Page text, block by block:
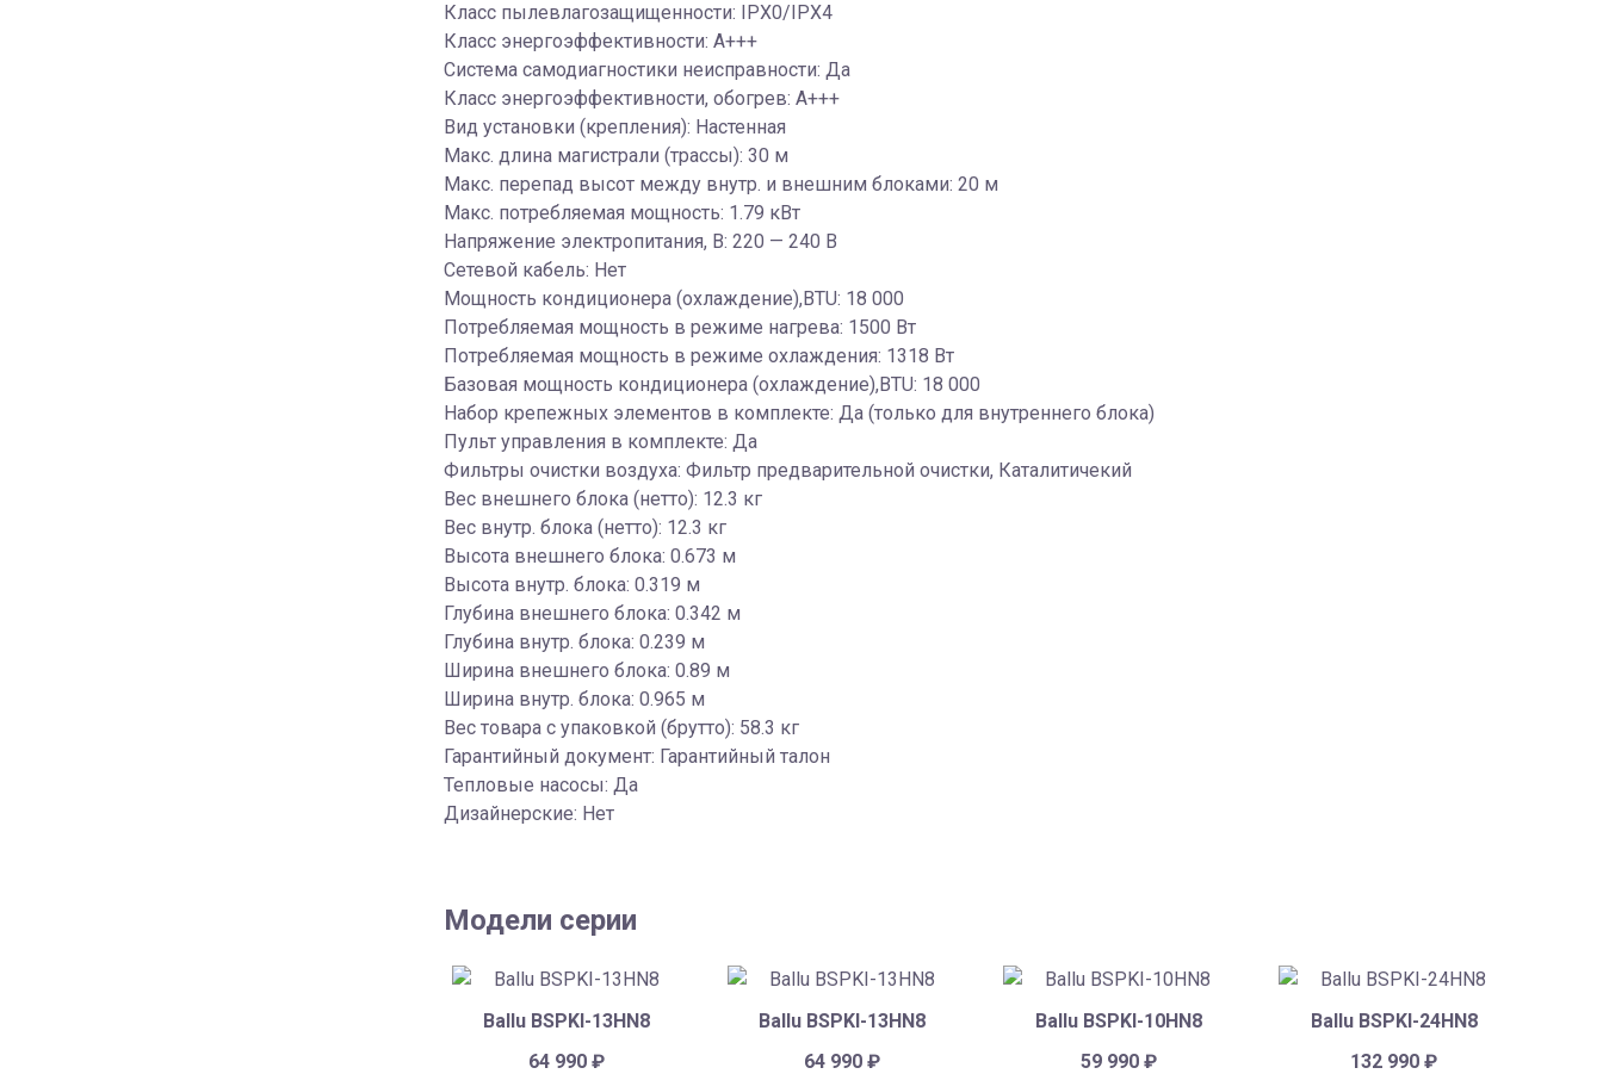
Класс пылевлагозащищенности: IPX0/IPX4
Класс энергоэффективности: A+++
Система самодиагностики неисправности: Да
Класс энергоэффективности, обогрев: A+++
Вид установки (крепления): Настенная
Макс. длина магистрали (трассы): 30 м
Макс. перепад высот между внутр. и внешним блоками: 20 м
Макс. потребляемая мощность: 1.79 кВт
Напряжение электропитания, В: 220 — 240 В
Сетевой кабель: Нет
Мощность кондиционера (охлаждение),BTU: 18 000
Потребляемая мощность в режиме нагрева: 1500 Вт
Потребляемая мощность в режиме охлаждения: 1318 Вт
Базовая мощность кондиционера (охлаждение),BTU: 18 000
Набор крепежных элементов в комплекте: Да (только для внутреннего блока)
Пульт управления в комплекте: Да
Фильтры очистки воздуха: Фильтр предварительной очистки, Каталитичекий
Вес внешнего блока (нетто): 12.3 кг
Вес внутр. блока (нетто): 12.3 кг
Высота внешнего блока: 0.673 м
Высота внутр. блока: 0.319 м
Глубина внешнего блока: 0.342 м
Глубина внутр. блока: 0.239 м
Ширина внешнего блока: 0.89 м
Ширина внутр. блока: 0.965 м
Вес товара с упаковкой (брутто): 58.3 кг
Гарантийный документ: Гарантийный талон
Тепловые насосы: Да
Дизайнерские: Нет
Модели серии
Ballu BSPKI-13HN8
64 990₽
Ballu BSPKI-13HN8
64 990₽
Ballu BSPKI-10HN8
59 990 ₽
Ballu BSPKI-24HN8
132 990₽